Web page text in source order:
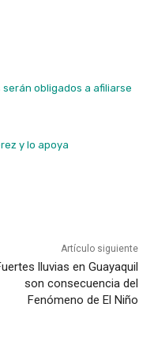
obligados a afiliarse
y lo apoya
Artículo siguiente
lluvias en Guayaquil
son consecuencia del
Fenómeno de El Niño